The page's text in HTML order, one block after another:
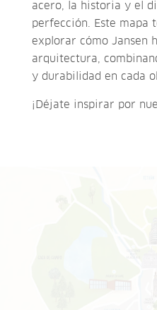
acero, la historia y el
perfección. Este mapa
explorar cómo Jansen
arquitectura,
y durabilidad en cada
¡Déjate inspirar por